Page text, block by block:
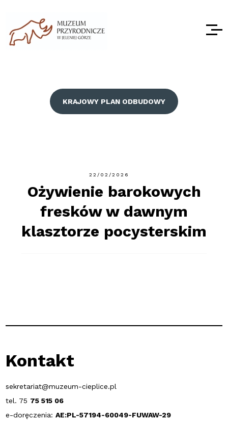
KRAJOWY PLAN ODBUDOWY
22/02/2026
Ożywienie barokowych
fresków w dawnym
klasztorze pocysterskim
Kontakt
sekretariat@muzeum-cieplice.pl
tel. 75 75 515 06
e-doręczenia:AE:PL-57194-60049-FUWAW-29